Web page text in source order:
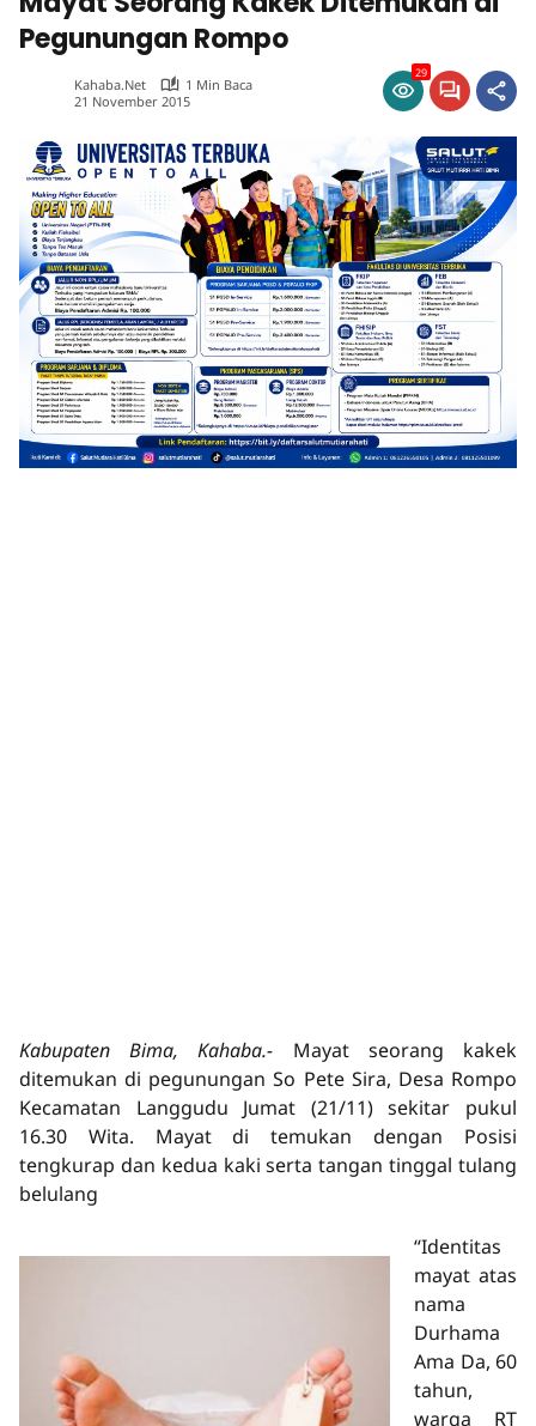
Pegunungan Rompo
Kahaba.net
1 Min Baca
21 November 2015
29
Kabupaten Bima, Kahaba.- Mayat seorang kakek
ditemukan di pegunungan So Pete Sira, Desa Rompo
Kecamatan Langgudu Jumat (21/11) sekitar pukul
16.30 Wita. Mayat di temukan dengan Posisi
tengkurap dan kedua kaki serta tangan tinggal tulang
belulang
“Identitas
mayat atas
nama
Durhama
Ama Da, 60
tahun,
warga RT